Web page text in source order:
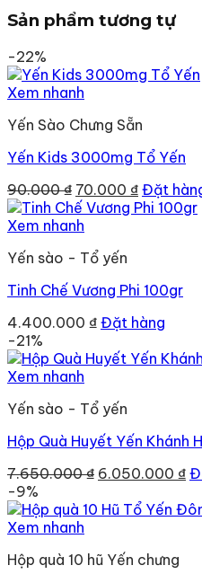
Sản phẩm tương tự
-22%
Xem nhanh
Yến Sào Chưng Sẵn
Yến Kids 3000mg Tổ Yến
90.000₫ Giá
gốc
là:
70.000 ₫Giá
hiện
Đặt
Xem nhanh
Yến sào - Tổ yến
Tinh Chế Vương Phi 100gr
4.400.000 ₫ Đặt hàng
-21%
Xem nhanh
Yến sào - Tổ yến
Hộp Quà Huyết Yến Khánh
7.650.000₫ Giá
là:
6.050.000 ₫
-9%
Xem nhanh
Hộp quà 10 hũ Yến chưng